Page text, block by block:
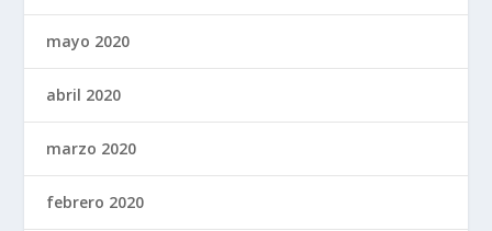
mayo 2020
abril 2020
marzo 2020
febrero 2020